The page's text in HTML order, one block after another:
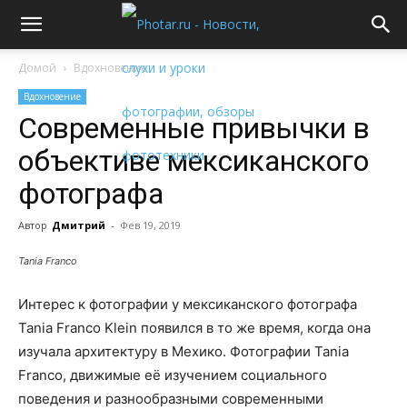
Домой Вдохновение
Вдохновение
Современные привычки в
объективе мексиканского
фотографа
Автор Дмитрий - Фев 19, 2019
Tania Franco
Интерес к фотографии у мексиканского фотографа
Tania Franco Klein появился в то же время, когда она
изучала архитектуру в Мехико. Фотографии Tania
Franco, движимые её изучением социального
поведения и разнообразными современными